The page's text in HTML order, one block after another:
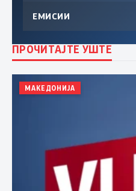
ЕМИСИИ
ПРОЧИТАЈТЕ УШТЕ
МАКЕДОНИЈА